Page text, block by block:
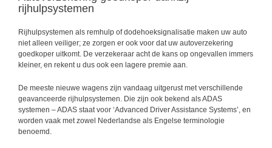
rijhulpsystemen
Rijhulpsystemen als remhulp of dodehoeksignalisatie maken uw auto
niet alleen veiliger; ze zorgen er ook voor dat uw autoverzekering
goedkoper uitkomt. De verzekeraar acht de kans op ongevallen immers
kleiner, en rekent u dus ook een lagere premie aan.
De meeste nieuwe wagens zijn vandaag uitgerust met verschillende
geavanceerde rijhulpsystemen. Die zijn ook bekend als ADAS
systemen – ADAS staat voor ‘Advanced Driver Assistance Systems’, en
worden vaak met zowel Nederlandse als Engelse terminologie
benoemd.